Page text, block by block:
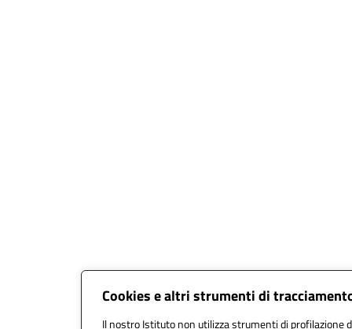
Cookies e altri strumenti di
Il nostro Istituto non utilizza strumenti di profilazione